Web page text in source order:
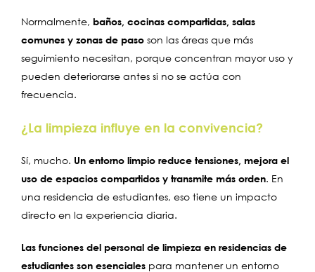
Normalmente, baños, cocinas compartidas, salas
comunes y zonas de paso son las áreas que más
seguimiento necesitan, porque concentran mayor uso y
pueden deteriorarse antes si no se actúa con
frecuencia.
¿La limpieza influye en la convivencia?
Sí, mucho. Un entorno limpio reduce tensiones, mejora el
uso de espacios compartidos y transmite más orden. En
una residencia de estudiantes, eso tiene un impacto
directo en la experiencia diaria.
Las funciones del personal de limpieza en residencias de
estudiantes son esenciales para mantener un entorno